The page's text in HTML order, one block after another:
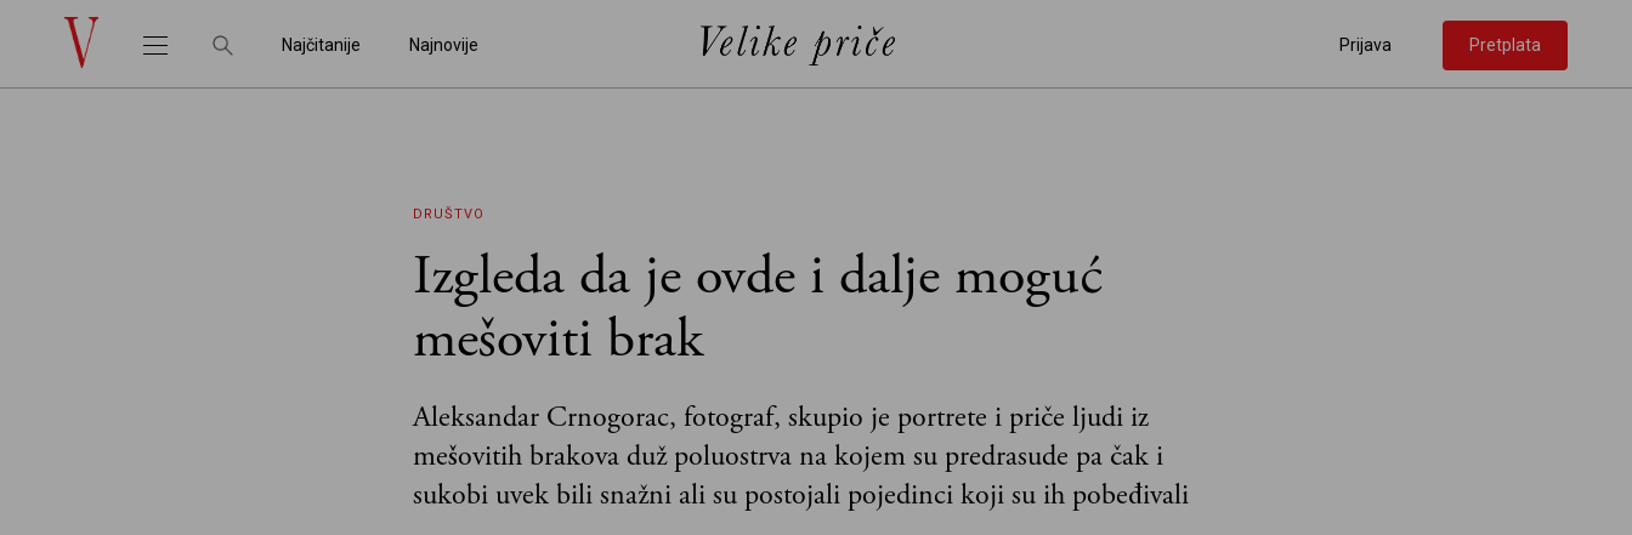
Najčitanije Najnovije Prijava Pretplata
DRUŠTVO
Izgleda da je ovde i dalje moguć
mešoviti brak
Aleksandar Crnogorac, fotograf, skupio je portrete i priče ljudi iz
mešovitih brakova duž poluostrva na kojem su predrasude pa čak i
sukobi uvek bili snažni ali su postojali pojedinci koji su ih pobeđivali